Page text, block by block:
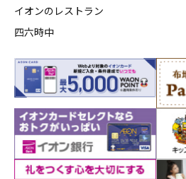
イオンのレストラン
四六時中